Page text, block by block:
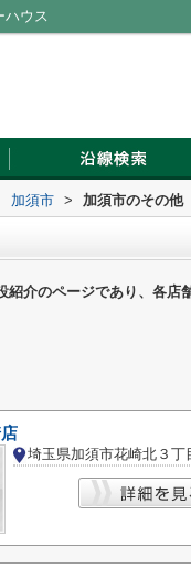
ハウス
加須市 > 加須市のその他
介のページであり、各店
埼玉県加須市花崎北３丁